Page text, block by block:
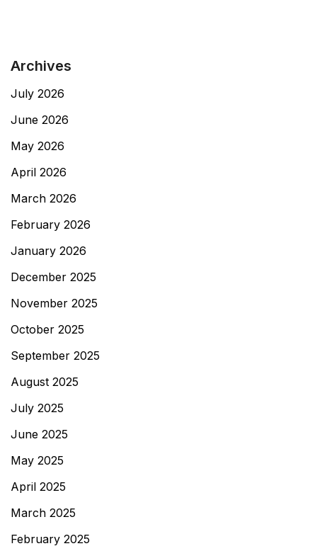
Archives
July 2026
June 2026
May 2026
April 2026
March 2026
February 2026
January 2026
December 2025
November 2025
October 2025
September 2025
August 2025
July 2025
June 2025
May 2025
April 2025
March 2025
February 2025